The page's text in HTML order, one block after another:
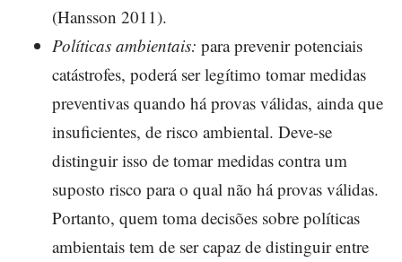
(Hansson 2011).
Políticas ambientais: para prevenir potenciais
catástrofes, poderá ser legítimo tomar medidas
preventivas quando há provas válidas, ainda que
insuficientes, de risco ambiental. Deve-se
distinguir isso de tomar medidas contra um
suposto risco para o qual não há provas válidas.
Portanto, quem toma decisões sobre políticas
ambientais tem de ser capaz de distinguir entre